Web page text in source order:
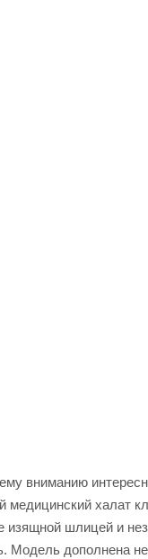
вниманию
медицинский халат
изящной шлицей и
Модель дополнена